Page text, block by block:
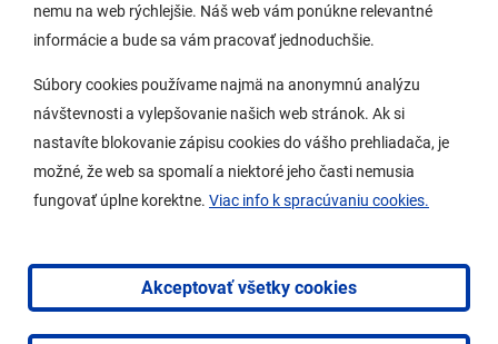
nemu na web rýchlejšie. Náš web vám ponúkne relevantné
informácie a bude sa vám pracovať jednoduchšie.
Súbory cookies používame najmä na anonymnú analýzu
návštevnosti a vylepšovanie našich web stránok. Ak si
nastavíte blokovanie zápisu cookies do vášho prehliadača, je
možné, že web sa spomalí a niektoré jeho časti nemusia
fungovať úplne korektne. Viac info k spracúvaniu cookies.
Akceptovať všetky cookies
Samospráva
O Lamači
Mobilná aplikácia
Kontakty
Vyhlásenie o prístupnosti